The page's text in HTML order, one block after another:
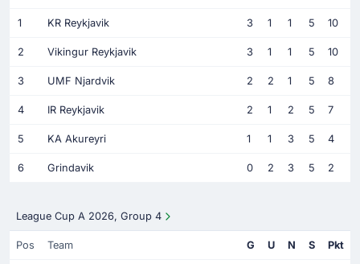
1 KR Reykjavik 3 1 1 5 10
2 Vikingur Reykjavik 3 1 1 5 10
3 UMF Njardvik 2 2 1 5 8
4 IR Reykjavik 2 1 2 5 7
5 KA Akureyri 1 1 3 5 4
6 Grindavik 0 2 3 5 2
League Cup A 2026, Group 4
Pos Team G U N S Pkt